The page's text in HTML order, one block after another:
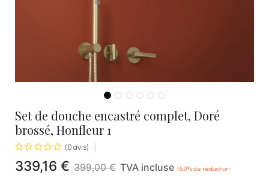
Set de douche encastré complet, Doré
brossé, Honfleur 1
(0 avis)
339,16 € 399,00€ TVA incluse 15.0% de réduction